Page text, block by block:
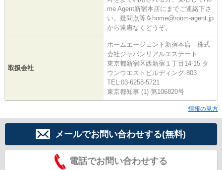
me Agent新宿本店にまでご連絡下さ
い。疑問点等をhome@room-agent.jp
から遠慮なくどうぞ。
取扱会社
ホームエージェント新宿本店 株式
会社ジャパンリアルエステート
東京都新宿区西新宿１丁目14-15 タ
ウンウエストビルディング 803
TEL:03-6258-5721
東京都知事 (1) 第106820号
情報の見方
メールでお問い合わせする(無料)
電話でお問い合わせする